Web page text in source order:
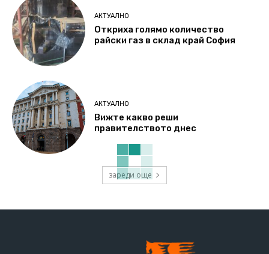
АКТУАЛНО
Откриха голямо количество
райски газ в склад край София
АКТУАЛНО
Вижте какво реши
правителството днес
зареди още